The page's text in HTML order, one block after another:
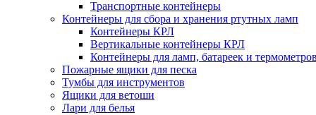
Транспортные контейнеры
Контейнеры для сбора и хранения ртутных ламп
Контейнеры КРЛ
Вертикальные контейнеры КРЛ
Контейнеры для ламп, батареек и
Пожарные ящики для песка
Тумбы для инструментов
Ящики для ветоши
Лари для белья